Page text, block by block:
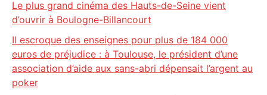
Le plus grand cinéma des Hauts-de-Seine vient
d’ouvrir à Boulogne-Billancourt
Il escroque des enseignes pour plus de 184 000
euros de préjudice : à Toulouse, le président d’une
association d’aide aux sans-abri dépensait l’argent au
poker